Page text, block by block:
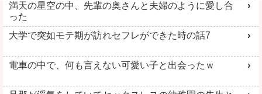
満天の星空の中、先輩の奥さんと夫婦のように愛し合
った
大学で突如モテ期が訪れセフレができた時の話7
電車の中で、何も言えない可愛い子と出会ったｗ